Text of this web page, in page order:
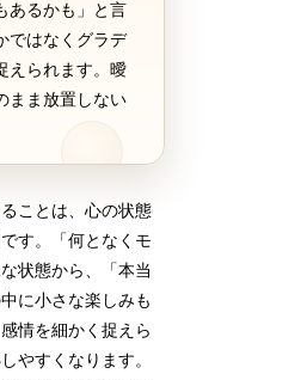
あるかも」と言
ではなくグラデ
えられます。曖
まま放置しない
ことは、心の状態
す。「何となくモ
状態から、「本当
に小さな楽しみも
情を細かく捉えら
やすくなります。